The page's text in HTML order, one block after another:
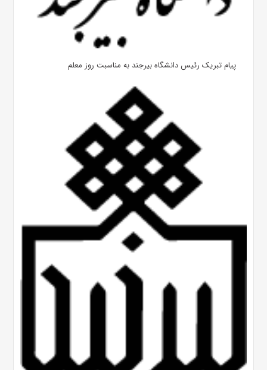
پیام تبریک رئیس دانشگاه بیرجند به مناسبت روز معلم